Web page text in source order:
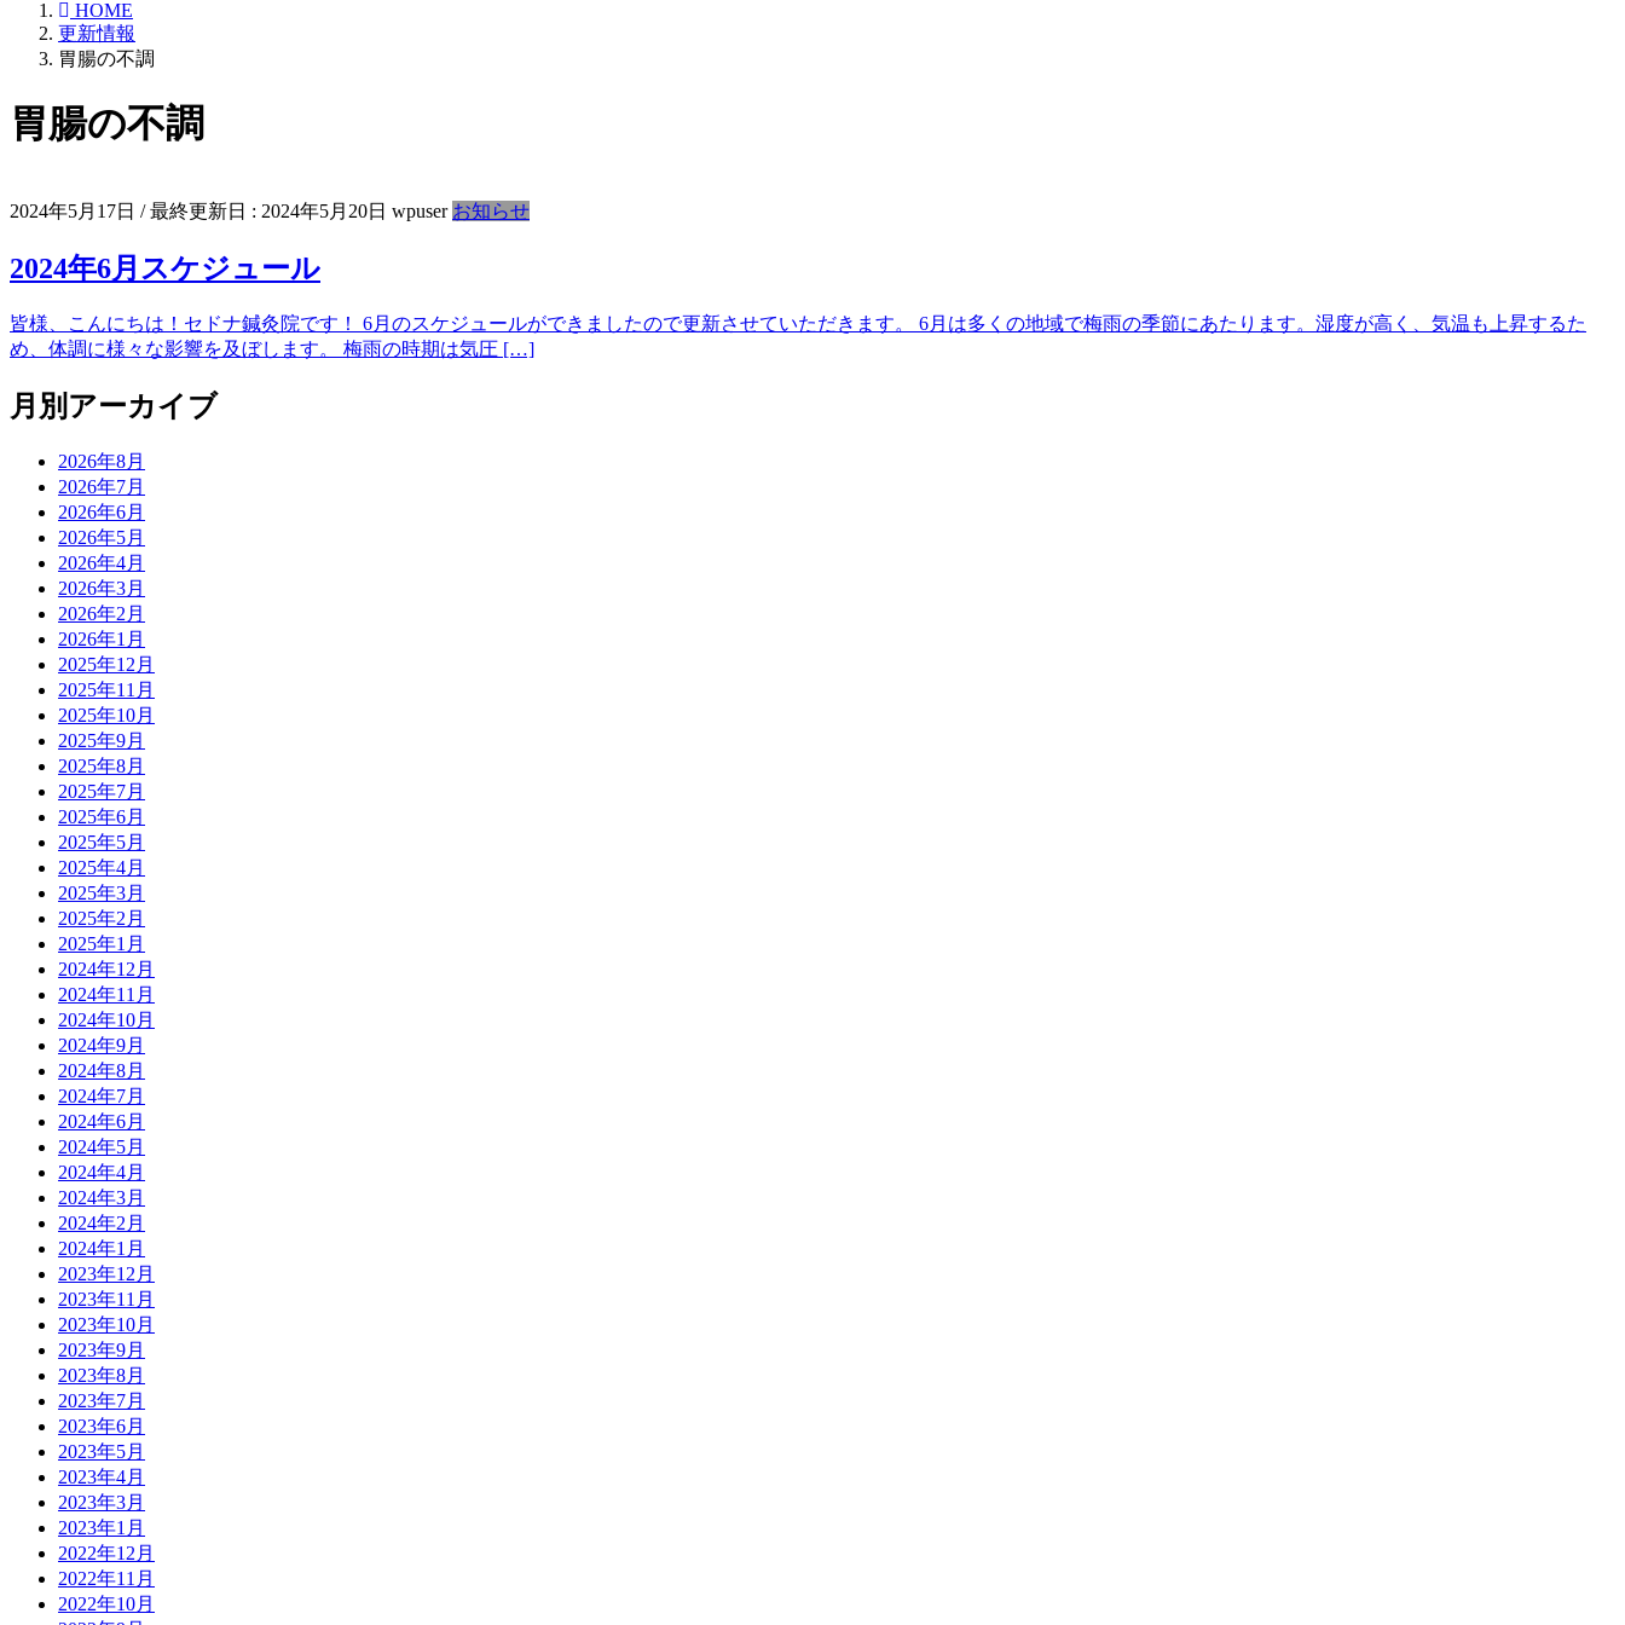
HOME
更新情報
胃腸の不調
胃腸の不調
2024年5月17日 / 最終更新日 : 2024年5月20日 wpuser お知らせ
2024年6月スケジュール
皆様、こんにちは！セドナ鍼灸院です！ 6月のスケジュールができましたので更新させていただきます。 6月は多くの地域で梅雨の季節にあたります。湿度が高く、気温も上昇するた
め、体調に様々な影響を及ぼします。 梅雨の時期は気圧 […]
月別アーカイブ
2026年8月
2026年7月
2026年6月
2026年5月
2026年4月
2026年3月
2026年2月
2026年1月
2025年12月
2025年11月
2025年10月
2025年9月
2025年8月
2025年7月
2025年6月
2025年5月
2025年4月
2025年3月
2025年2月
2025年1月
2024年12月
2024年11月
2024年10月
2024年9月
2024年8月
2024年7月
2024年6月
2024年5月
2024年4月
2024年3月
2024年2月
2024年1月
2023年12月
2023年11月
2023年10月
2023年9月
2023年8月
2023年7月
2023年6月
2023年5月
2023年4月
2023年3月
2023年1月
2022年12月
2022年11月
2022年10月